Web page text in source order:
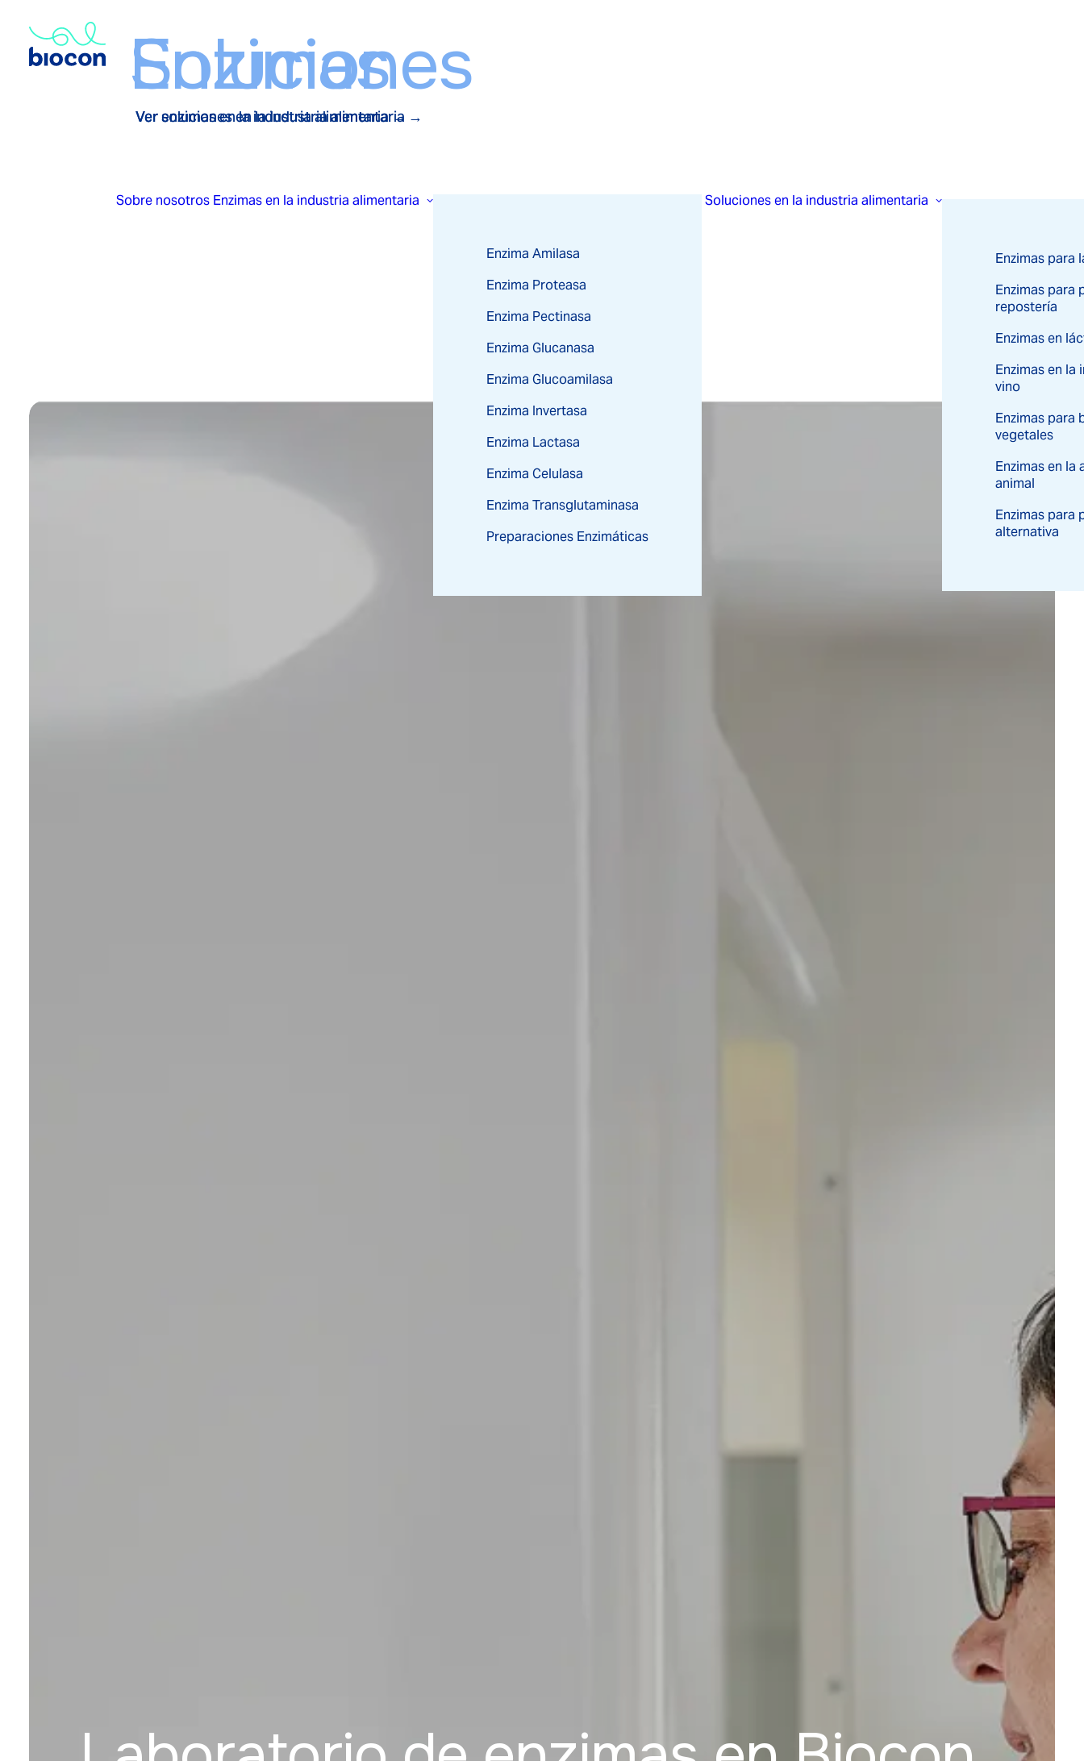
Sobre nosotros Enzimas en la industria alimentaria
Enzimas
Ver enzimas en la industria alimentaria →
Enzima Amilasa
Enzima Proteasa
Enzima Pectinasa
Enzima Glucanasa
Enzima Glucoamilasa
Enzima Invertasa
Enzima Lactasa
Enzima Celulasa
Enzima Transglutaminasa
Preparaciones Enzimáticas
Soluciones en la industria alimentaria
Soluciones
Ver soluciones en la industria alimentaria →
Enzimas para
Enzimas para
repostería
Enzimas en
Enzimas en la
vino
Enzimas para
vegetales
Enzimas en la
animal
Enzimas para
alternativa